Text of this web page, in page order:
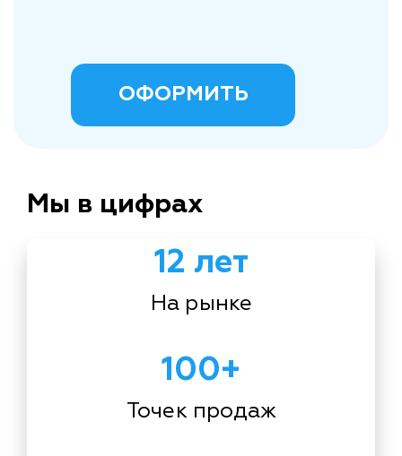
ОФОРМИТЬ
Мы в цифрах
12 лет
На рынке
100+
Точек продаж